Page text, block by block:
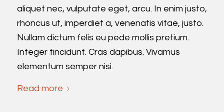
aliquet nec, vulputate eget, arcu. In enim justo,
rhoncus ut, imperdiet a, venenatis vitae, justo.
Nullam dictum felis eu pede mollis pretium.
Integer tincidunt. Cras dapibus. Vivamus
elementum semper nisi.
Read more